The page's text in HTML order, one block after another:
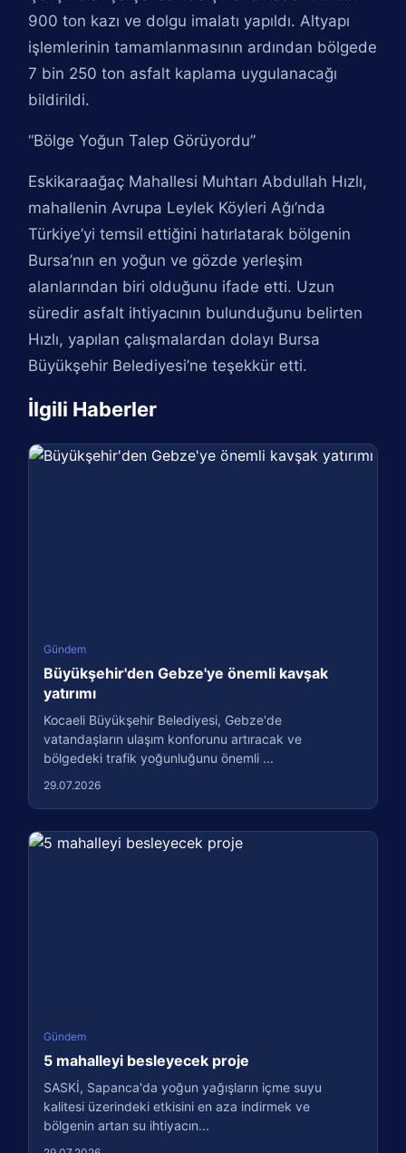
900 ton kazı ve dolgu imalatı yapıldı. Altyapı
işlemlerinin tamamlanmasının ardından bölgede
7 bin 250 ton asfalt kaplama uygulanacağı
bildirildi.
“Bölge Yoğun Talep Görüyordu”
Eskikaraağaç Mahallesi Muhtarı Abdullah Hızlı,
mahallenin Avrupa Leylek Köyleri Ağı’nda
Türkiye’yi temsil ettiğini hatırlatarak bölgenin
Bursa’nın en yoğun ve gözde yerleşim
alanlarından biri olduğunu ifade etti. Uzun
süredir asfalt ihtiyacının bulunduğunu belirten
Hızlı, yapılan çalışmalardan dolayı Bursa
Büyükşehir Belediyesi’ne teşekkür etti.
İlgili Haberler
Gündem
Büyükşehir'den Gebze'ye önemli kavşak
yatırımı
Kocaeli Büyükşehir Belediyesi, Gebze'de
vatandaşların ulaşım konforunu artıracak ve
bölgedeki trafik yoğunluğunu önemli ...
29.07.2026
Gündem
5 mahalleyi besleyecek proje
SASKİ, Sapanca'da yoğun yağışların içme suyu
kalitesi üzerindeki etkisini en aza indirmek ve
bölgenin artan su ihtiyacın...